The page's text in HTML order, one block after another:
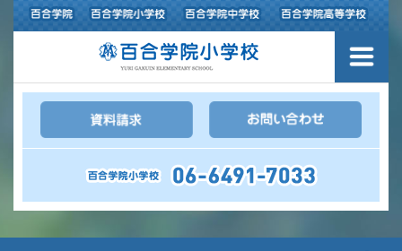
３つの豊かさ・沿革
施設紹介
アクセスマップ
制服紹介
スクールバス運行